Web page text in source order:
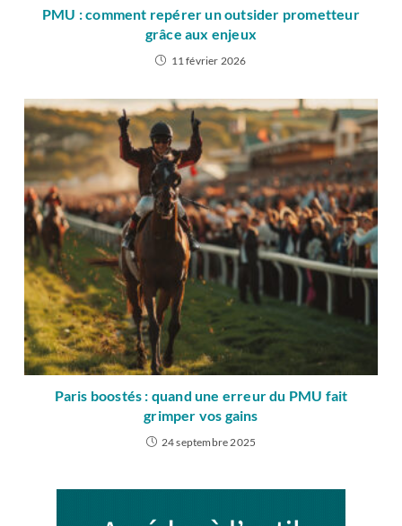
PMU : comment repérer un outsider prometteur
grâce aux enjeux
11 février 2026
Paris boostés : quand une erreur du PMU fait
grimper vos gains
24 septembre 2025